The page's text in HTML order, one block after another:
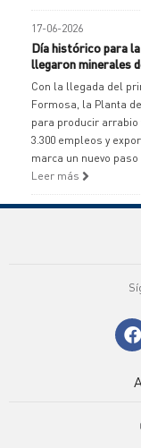
17-06-2026
Día histórico para
llegaron minerales
Con la llegada del
Formosa, la Planta
para producir arrabio
3.300 empleos y
marca un nuevo
Leer más